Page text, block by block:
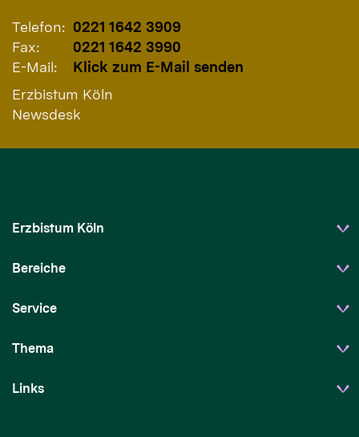
Telefon: 0221 1642 3909
Fax:
0221 1642 3990
E-Mail:
Klick zum E-Mail senden
Erzbistum Köln
Newsdesk
Erzbistum Köln
Bereiche
Service
Thema
Links